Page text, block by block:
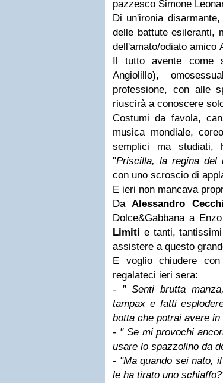
pazzesco Simone
Di un'ironia
delle battute esileranti,
dell'amato/odiato amico
Il tutto avente come
Angiolillo),
professione, con alle
riuscirà a conoscere
Costumi da favola,
musica mondiale,
semplici ma studiati,
"Priscilla, la regina del
con uno scroscio di
E ieri non mancava
DaAlessandro
Dolce&Gabbana a
Limiti e tanti,
assistere a questo
E voglio chiudere
regalateci ieri sera:
- " Senti brutta
tampax e fatti
botta che potrai avere
- " Se mi provochi
usare lo spazzolino da
- "Ma quando sei nato,
le ha tirato uno